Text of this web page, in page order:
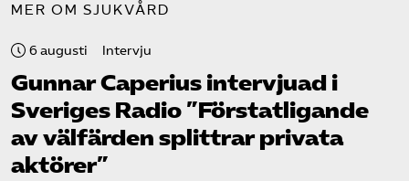
MER OM SJUKVÅRD
6 augusti Intervju
Gunnar Caperius intervjuad i
Sveriges Radio ”Förstatligande
av välfärden splittrar privata
aktörer”